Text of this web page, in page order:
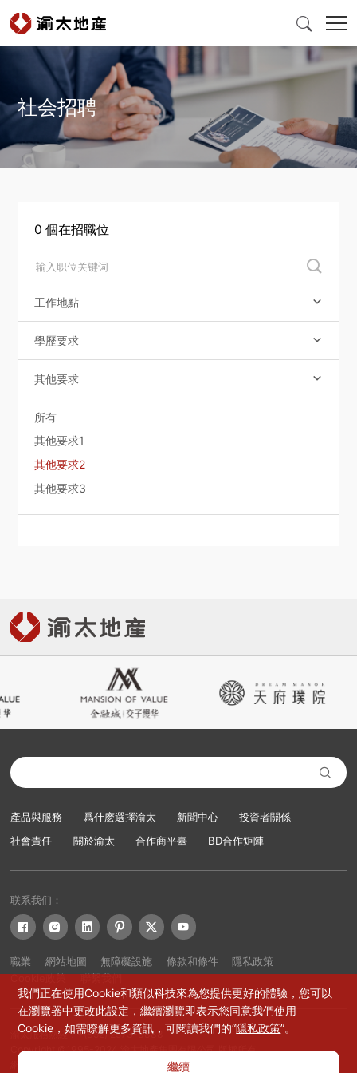

首頁
產品與服務
爲什麽選擇渝太
新聞中心
投資者關係
社會責任
關於渝太
合作商平臺


社会招聘
0 個在招職位

工作地點 
學歷要求 
其他要求 
所有
其他要求1
其他要求2
其他要求3

產品與服務 爲什麽選擇渝太 新聞中心
投資者關係
社會責任
關於渝太 合作商平臺 BD合作矩陣
联系我们：
     
職業 網站地圖 無障礙設施 條款和條件
隱私政策
Cookie政策
聯繫我們
渝太服務熱綫：+(852) 2573-8888
Copyright ©1995-2024 渝太地產集團有限公司 版權所有
我們正在使用Cookie和類似科技來為您提供更好的體驗，您可以
在瀏覽器中更改此設定，繼續瀏覽即表示您同意我們使用
Cookie，如需瞭解更多資訊，可閱讀我們的“隱私政策”。
繼續